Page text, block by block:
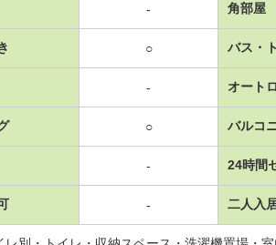
- 角部屋
○ バス・
- オート
○ バルコ
- 24時間
- 二人入